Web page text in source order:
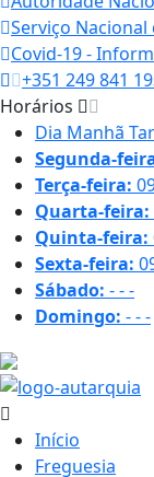
Serviço Nacional
Covid-19 -
+351 249 841
Horários
Dia Manhã
Segunda-
Terça-feira:
Quarta-feira:
Quinta-feira:
Sexta-feira:
Sábado: ---
Domingo: ---
Início
Freguesia